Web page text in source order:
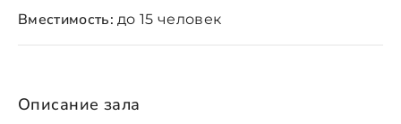
Вместимость: до 15 человек
Описание зала